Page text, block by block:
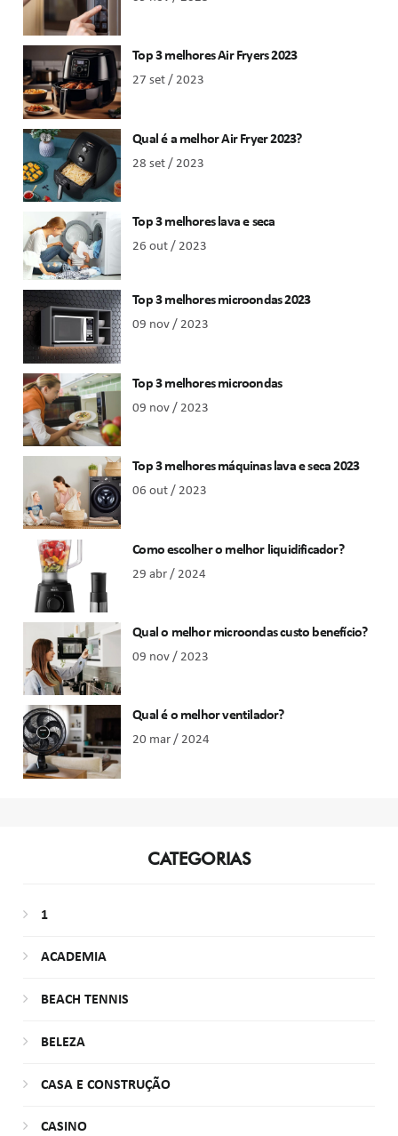
Top 3 melhores Air Fryers 2023
27 set / 2023
Qual é a melhor Air Fryer 2023?
28 set / 2023
Top 3 melhores lava e seca
26 out / 2023
Top 3 melhores microondas 2023
09 nov / 2023
Top 3 melhores microondas
09 nov / 2023
Top 3 melhores máquinas lava e seca 2023
06 out / 2023
Como escolher o melhor liquidificador?
29 abr / 2024
Qual o melhor microondas custo benefício?
09 nov / 2023
Qual é o melhor ventilador?
20 mar / 2024
CATEGORIAS
1
ACADEMIA
BEACH TENNIS
BELEZA
CASA E CONSTRUÇÃO
CASINO